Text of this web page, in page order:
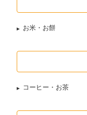
お米・お餅
コーヒー・お茶